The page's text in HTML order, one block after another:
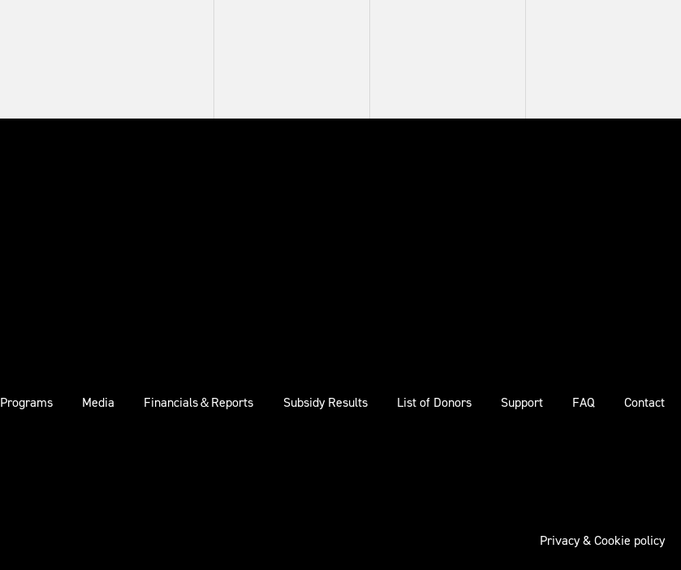
Programs Media Financials＆Reports Subsidy Results List of Donors Support FAQ Contact
Privacy & Cookie policy